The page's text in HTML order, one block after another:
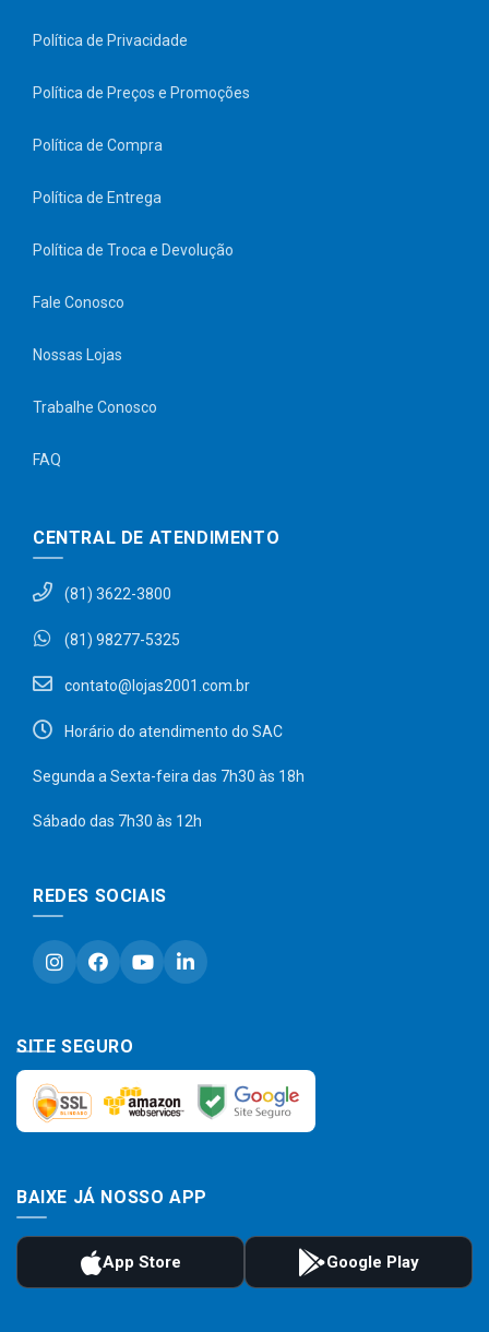
Política de Privacidade
Política de Preços e Promoções
Política de Compra
Política de Entrega
Política de Troca e Devolução
Fale Conosco
Nossas Lojas
Trabalhe Conosco
FAQ
CENTRAL DE ATENDIMENTO
(81) 3622-3800
(81) 98277-5325
contato@lojas2001.com.br
Horário do atendimento do SAC
Segunda a Sexta-feira das 7h30 às 18h
Sábado das 7h30 às 12h
REDES SOCIAIS
SITE SEGURO
BAIXE JÁ NOSSO APP